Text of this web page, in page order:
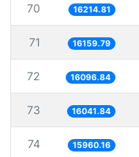
70 16214.81
71 16159.79
72 16096.84
73 16041.84
74 15960.16